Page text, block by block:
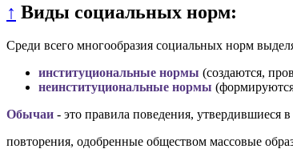
↑ Виды социальных норм:
Среди всего многообразия социальных норм
институциональные нормы (создаются,
неинституциональные нормы
Обычаи - это правила поведения, утвердившиеся
повторения, одобренные обществом массовые